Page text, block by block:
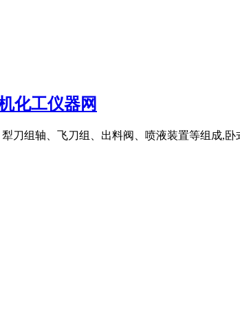
化工仪器网
刀组轴、飞刀组、出料阀、喷液装置等组成,